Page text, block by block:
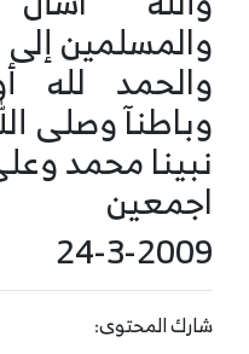
والمسلمين
والحمد لله
وباطنآ وصلى
نبينا محمد
اجمعين
24-3-2009
شارك المحتوى: